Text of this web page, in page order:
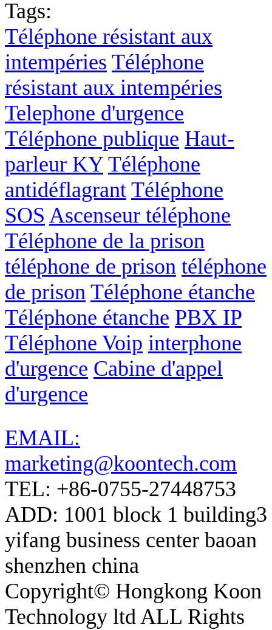
Tags:
Téléphone résistant aux
intempéries Téléphone
résistant aux intempéries
Telephone d'urgence
Téléphone publique Haut-
parleur KY Téléphone
antidéflagrant Téléphone
SOS Ascenseur téléphone
Téléphone de la prison
téléphone de prison téléphone
de prison Téléphone étanche
Téléphone étanche PBX IP
Téléphone Voip interphone
d'urgence Cabine d'appel
d'urgence
EMAIL:
marketing@koontech.com
TEL: +86-0755-27448753
ADD: 1001 block 1 building3
yifang business center baoan
shenzhen china
Copyright© Hongkong Koon
Technology ltd ALL Rights